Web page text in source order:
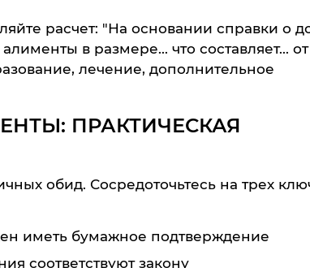
расчет: "На основании справки о
в размере... что составляет... от
лечение, дополнительное
ПРАКТИЧЕСКАЯ
обид. Сосредоточьтесь на трех
иметь бумажное подтверждение
соответствуют закону